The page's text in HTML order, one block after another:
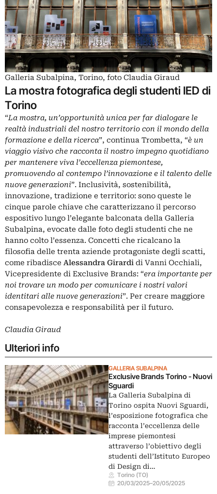
Galleria Subalpina, Torino, foto Claudia Giraud
La mostra fotografica degli studenti IED di
Torino
“La mostra, un’opportunità unica per far dialogare le
realtà industriali del nostro territorio con il mondo della
formazione e della ricerca”, continua Trombetta, “è un
viaggio visivo che racconta il nostro impegno quotidiano
per mantenere viva l’eccellenza piemontese,
promuovendo al contempo l’innovazione e il talento delle
nuove generazioni”. Inclusività, sostenibilità,
innovazione, tradizione e territorio: sono queste le
cinque parole chiave che caratterizzano il percorso
espositivo lungo l’elegante balconata della Galleria
Subalpina, evocate dalle foto degli studenti che ne
hanno colto l’essenza. Concetti che ricalcano la
filosofia delle trenta aziende protagoniste degli scatti,
come ribadisce Alessandra Girardi di Vanni Occhiali,
Vicepresidente di Exclusive Brands: “era importante per
noi trovare un modo per comunicare i nostri valori
identitari alle nuove generazioni”. Per creare maggiore
consapevolezza e responsabilità per il futuro.
Claudia Giraud
Ulteriori info
GALLERIA SUBALPINA
Exclusive Brands Torino - Nuovi
Sguardi
La Galleria Subalpina di
Torino ospita Nuovi Sguardi,
l’esposizione fotografica che
racconta l’eccellenza delle
imprese piemontesi
attraverso l’obiettivo degli
studenti dell’Istituto Europeo
di Design di…
Torino (TO)
20/03/2025–20/05/2025